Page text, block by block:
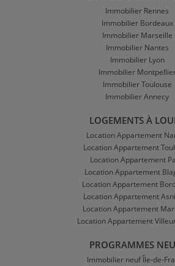
Immobilier Rennes
Immobilier Bordeaux
Immobilier Marseille
Immobilier Nantes
Immobilier Lyon
Immobilier
Immobilier Toulouse
Immobilier Annecy
LOGEMENTS À
Location Appartement
Location Appartement
Location Appartement
Location Appartement
Location Appartement
Location Appartement
Location Appartement
Location Appartement
PROGRAMMES
Immobilier neuf Île-de-